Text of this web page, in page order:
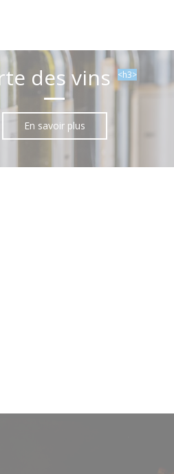
des vins <h3>
En savoir plus